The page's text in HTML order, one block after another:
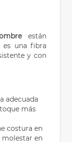
están
es una fibra
y con
adecuada
más
costura en
molestar en